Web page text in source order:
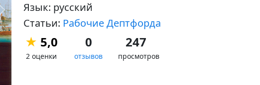
Следующий
Язык: русский
Статьи: Рабочие Дептфорда
★ 5,0
2 оценки
0
отзывов
247
просмотров